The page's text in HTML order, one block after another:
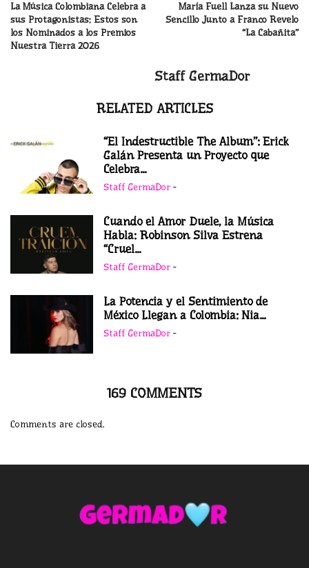
La Música Colombiana Celebra a
sus Protagonistas: Estos son
los Nominados a los Premios
Nuestra Tierra 2026
María Fuell Lanza su Nuevo
Sencillo Junto a Franco Revelo
“La Cabañita”
Staff GermaDor
RELATED ARTICLES
“El Indestructible The Album”: Erick
Galán Presenta un Proyecto que
Celebra...
Staff GermaDor -
Cuando el Amor Duele, la Música
Habla: Robinson Silva Estrena
“Cruel...
Staff GermaDor -
La Potencia y el Sentimiento de
México Llegan a Colombia: Nia...
Staff GermaDor -
169 COMMENTS
Comments are closed.